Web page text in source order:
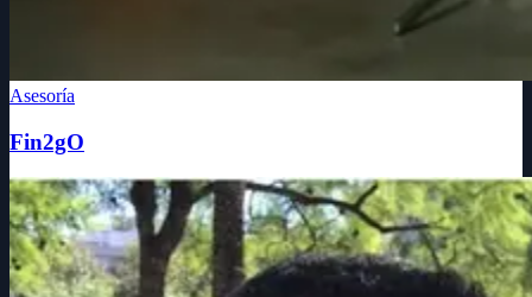
Asesoría
Fin2gO